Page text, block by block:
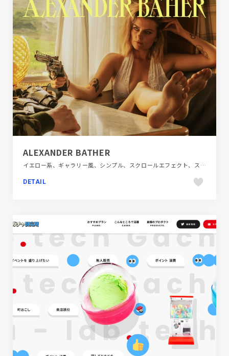
ALEXANDER BATHER
イエロー系、ギャラリー風、シンプル、スクロールエフェクト、スタイリッシュ、タイポグラフィー、ダイナミック、テレビ・アニメ・映画・芸能、デザイン・アート・音楽・文芸、ブラック系 、ポートフォリオ、モーション多め、大きめ写真、海外サイト
DETAIL